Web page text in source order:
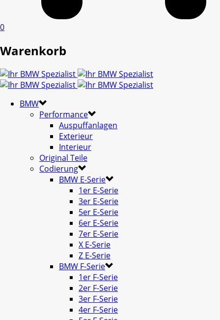
0
Warenkorb
BMW
Performance
Auspuffanlagen
Exterieur
Interieur
Original Teile
Codierung
BMW E-Serie
1er E-Serie
3er E-Serie
5er E-Serie
6er E-Serie
7er E-Serie
X E-Serie
Z E-Serie
BMW F-Serie
1er F-Serie
2er F-Serie
3er F-Serie
4er F-Serie